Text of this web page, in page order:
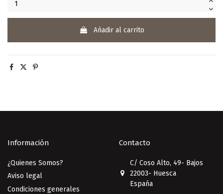
Añadir al carrito
Información
¿Quienes Somos?
Aviso legal
Condiciones generales
Contacto
C/ Coso Alto, 49- Bajos
22003- Huesca
España